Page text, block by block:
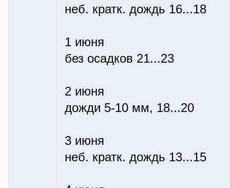
неб. кратк. дождь 16...18
1 июня
без осадков 21...23
2 июня
дожди 5-10 мм, 18...20
3 июня
неб. кратк. дождь 13...15